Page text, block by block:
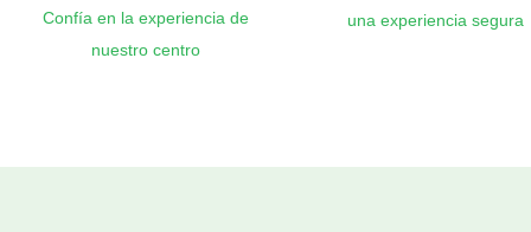
Confía en la experiencia de
nuestro centro
una experiencia segura